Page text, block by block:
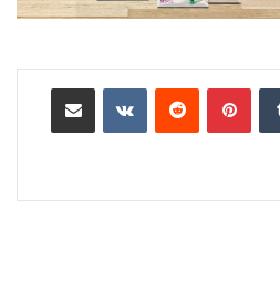
بينتيريست
مشاركة عبر البريد